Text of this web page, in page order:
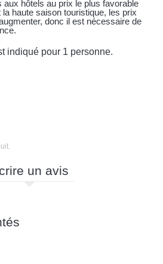
aux hôtels au prix le plus favorable
haute saison touristique, les prix
donc il est nécessaire de
indiqué pour 1 personne.
un avis